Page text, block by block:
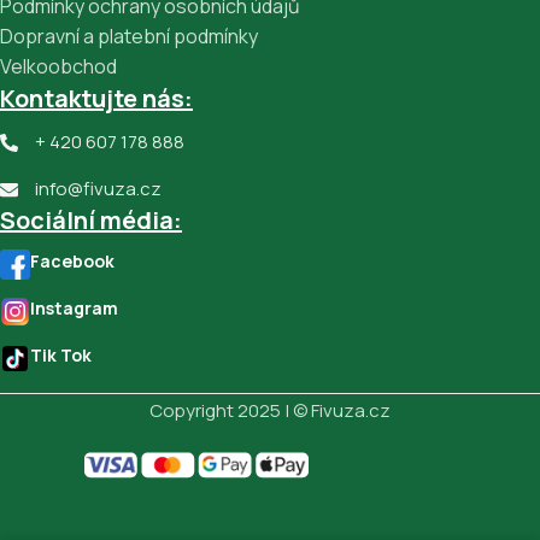
Podmínky ochrany osobních údajů
Dopravní a platební podmínky
Velkoobchod
Kontaktujte nás:
+ 420 607 178 888
info@fivuza.cz
Sociální média:
Facebook
Instagram
Tik Tok
Copyright 2025 | © Fivuza.cz